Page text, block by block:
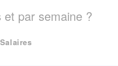
par semaine ?
Salaires